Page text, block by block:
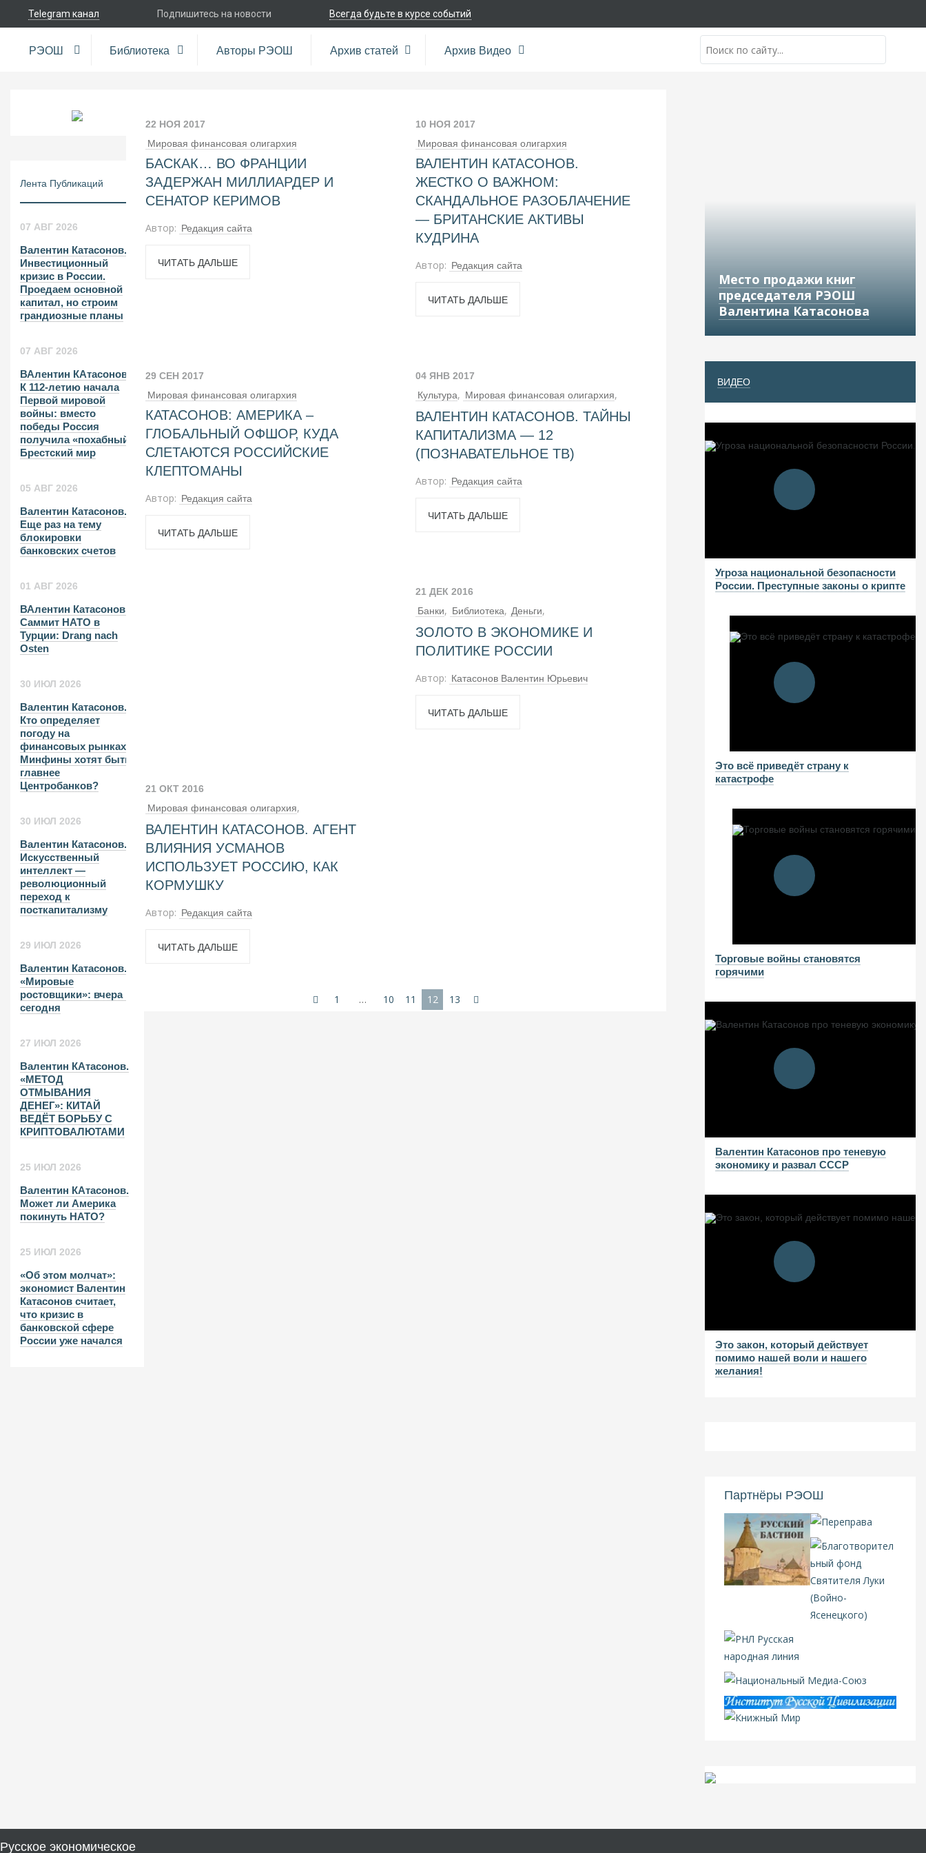
Telegram канал Подпишитесь на новости Всегда будьте в курсе событий
РЭОШ Библиотека Авторы РЭОШ Архив статей Архив Видео
Лента Публикаций
07 АВГ 2026
Валентин Катасонов.
Инвестиционный
кризис в России.
Проедаем основной
капитал, но строим
грандиозные планы
07 АВГ 2026
ВАлентин КАтасонов.
К 112-летию начала
Первой мировой
войны: вместо
победы Россия
получила «похабный»
Брестский мир
05 АВГ 2026
Валентин Катасонов.
Еще раз на тему
блокировки
банковских счетов
01 АВГ 2026
ВАлентин Катасонов.
Саммит НАТО в
Турции: Drang nach
Osten
30 ИЮЛ 2026
Валентин Катасонов.
Кто определяет
погоду на
финансовых рынках?
Минфины хотят быть
главнее
Центробанков?
30 ИЮЛ 2026
Валентин Катасонов.
Искусственный
интеллект —
революционный
переход к
посткапитализму
29 ИЮЛ 2026
Валентин Катасонов.
«Мировые
ростовщики»: вчера и
сегодня
27 ИЮЛ 2026
Валентин КАтасонов.
«МЕТОД
ОТМЫВАНИЯ
ДЕНЕГ»: КИТАЙ
ВЕДЁТ БОРЬБУ С
КРИПТОВАЛЮТАМИ
25 ИЮЛ 2026
Валентин КАтасонов.
Может ли Америка
покинуть НАТО?
25 ИЮЛ 2026
«Об этом молчат»:
экономист Валентин
Катасонов считает,
что кризис в
банковской сфере
России уже начался
22 НОЯ 2017
Мировая финансовая олигархия
БАСКАК… ВО ФРАНЦИИ
ЗАДЕРЖАН МИЛЛИАРДЕР И
СЕНАТОР КЕРИМОВ
Автор: Редакция сайта
ЧИТАТЬ ДАЛЬШЕ
10 НОЯ 2017
Мировая финансовая олигархия
ВАЛЕНТИН КАТАСОНОВ.
ЖЕСТКО О ВАЖНОМ:
СКАНДАЛЬНОЕ РАЗОБЛАЧЕНИЕ
— БРИТАНСКИЕ АКТИВЫ
КУДРИНА
Автор: Редакция сайта
ЧИТАТЬ ДАЛЬШЕ
29 СЕН 2017
Мировая финансовая олигархия
КАТАСОНОВ: АМЕРИКА –
ГЛОБАЛЬНЫЙ ОФШОР, КУДА
СЛЕТАЮТСЯ РОССИЙСКИЕ
КЛЕПТОМАНЫ
Автор: Редакция сайта
ЧИТАТЬ ДАЛЬШЕ
04 ЯНВ 2017
Культура, Мировая финансовая олигархия,
Мировая экономика,
Экономическая история зарубежных стран
Экономическая история России
ВАЛЕНТИН КАТАСОНОВ. ТАЙНЫ
КАПИТАЛИЗМА — 12
(ПОЗНАВАТЕЛЬНОЕ ТВ)
Автор: Редакция сайта
ЧИТАТЬ ДАЛЬШЕ
21 ДЕК 2016
Банки, Библиотека, Деньги,
Международные экономические отношения
Мировая финансовая олигархия
Экономика современной России,
Экономическая история России
ЗОЛОТО В ЭКОНОМИКЕ И
ПОЛИТИКЕ РОССИИ
Автор: Катасонов Валентин Юрьевич
ЧИТАТЬ ДАЛЬШЕ
21 ОКТ 2016
Мировая финансовая олигархия,
Экономика современной России
ВАЛЕНТИН КАТАСОНОВ. АГЕНТ
ВЛИЯНИЯ УСМАНОВ
ИСПОЛЬЗУЕТ РОССИЮ, КАК
КОРМУШКУ
Автор: Редакция сайта
ЧИТАТЬ ДАЛЬШЕ
1 … 10 11 12 13
Место продажи книг
председателя РЭОШ
Валентина Катасонова
ВИДЕО
Угроза национальной безопасности
России. Преступные законы о крипте
Это всё приведёт страну к
катастрофе
Торговые войны становятся
горячими
Валентин Катасонов про теневую
экономику и развал СССР
Это закон, который действует
помимо нашей воли и нашего
желания!
Партнёры РЭОШ
Русское экономическое